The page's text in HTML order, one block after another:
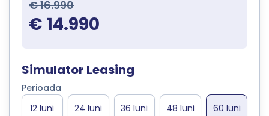
€ 16.990
€ 14.990
Simulator Leasing
Perioada